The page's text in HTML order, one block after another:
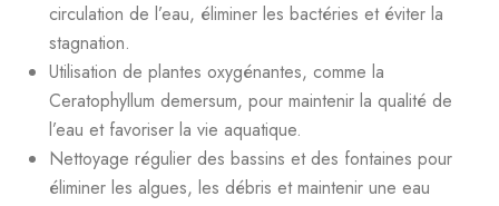
circulation de l’eau, éliminer les bactéries et éviter la
stagnation.
Utilisation de plantes oxygénantes, comme la
Ceratophyllum demersum, pour maintenir la qualité de
l’eau et favoriser la vie aquatique.
Nettoyage régulier des bassins et des fontaines pour
éliminer les algues, les débris et maintenir une eau